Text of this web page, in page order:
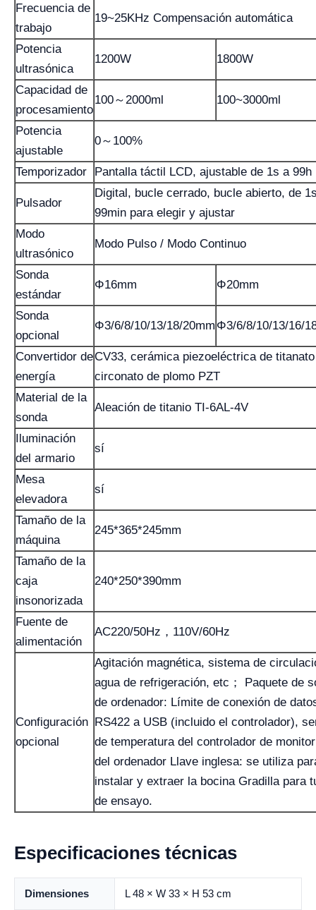
Frecuencia de
trabajo
19~25KHz Compensación automática
Potencia
ultrasónica
1200W 1800W
Capacidad de
procesamiento
100～2000ml 100~3000ml
Potencia
ajustable
0～100%
Temporizador Pantalla táctil LCD, ajustable de 1s a 99h
Pulsador
Digital, bucle cerrado, bucle abierto, de
99min para elegir y ajustar
Modo
ultrasónico
Modo Pulso / Modo Continuo
Sonda
estándar
Φ16mm Φ20mm
Sonda
opcional
Φ3/6/8/10/13/18/20mm Φ3/6/8/10/13/16/
Convertidor de
energía
CV33, cerámica piezoeléctrica de
circonato de plomo PZT
Material de la
sonda
Aleación de titanio TI-6AL-4V
Iluminación
del armario
sí
Mesa
elevadora
sí
Tamaño de la
máquina
245*365*245mm
Tamaño de la
caja
insonorizada
240*250*390mm
Fuente de
alimentación
AC220/50Hz，110V/60Hz
Configuración
opcional
Agitación magnética, sistema de
agua de refrigeración, etc； Paquete de
de ordenador: Límite de conexión de
RS422 a USB (incluido el controlador),
de temperatura del controlador de
del ordenador Llave inglesa: se utiliza
instalar y extraer la bocina Gradilla para
de ensayo.
Especificaciones técnicas
Dimensiones L 48 × W 33 × H 53 cm